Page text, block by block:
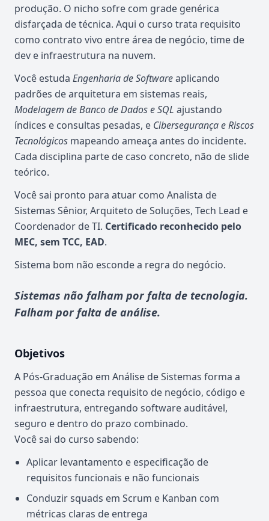
produção. O nicho sofre com grade genérica
disfarçada de técnica. Aqui o curso trata requisito
como contrato vivo entre área de negócio, time de
dev e infraestrutura na nuvem.
Você estuda Engenharia de Softwareaplicando
padrões de arquitetura em sistemas reais,
Modelagem de Banco de Dados e SQL ajustando
índices e consultas pesadas, e Cibersegurança e Riscos
Tecnológicos mapeando ameaça antes do incidente.
Cada disciplina parte de caso concreto, não de slide
teórico.
Você sai pronto para atuar como Analista de
Sistemas Sênior, Arquiteto de Soluções, Tech Lead e
Coordenador de TI. Certificado reconhecido pelo
MEC, sem TCC, EAD.
Sistema bom não esconde a regra do negócio.
Sistemas não falham por falta de tecnologia.
Falham por falta de análise.
Objetivos
A Pós-Graduação em Análise de Sistemas forma a
pessoa que conecta requisito de negócio, código e
infraestrutura, entregando software auditável,
seguro e dentro do prazo combinado.
Você sai do curso sabendo:
Aplicar levantamento e especificação de
requisitos funcionais e não funcionais
Conduzir squads em Scrum e Kanban com
métricas claras de entrega